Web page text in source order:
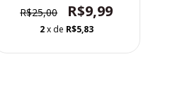
R$25,00 R$9,99
2x de R$5,83